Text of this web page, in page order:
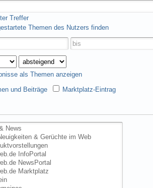
Treffer
Themen des Nutzers finden
als Themen anzeigen
und Beiträge Marktplatz-Eintrag